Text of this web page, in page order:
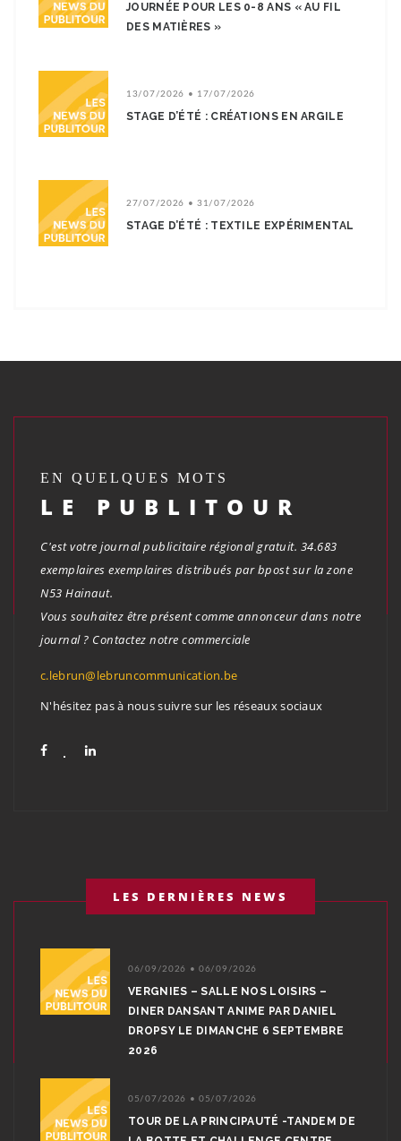
JOURNÉE POUR LES 0-8 ANS « AU FIL
DES MATIÈRES »
13/07/2026 • 17/07/2026
STAGE D’ÉTÉ : CRÉATIONS EN ARGILE
27/07/2026 • 31/07/2026
STAGE D’ÉTÉ : TEXTILE EXPÉRIMENTAL
EN QUELQUES MOTS
LE PUBLITOUR
C'est votre journal publicitaire régional gratuit. 34.683
exemplaires exemplaires distribués par bpost sur la zone
N53 Hainaut.
Vous souhaitez être présent comme annonceur dans notre
journal ? Contactez notre commerciale
c.lebrun@lebruncommunication.be
N'hésitez pas à nous suivre sur les réseaux sociaux
LES DERNIÈRES NEWS
06/09/2026 • 06/09/2026
VERGNIES – SALLE NOS LOISIRS –
DINER DANSANT ANIME PAR DANIEL
DROPSY LE DIMANCHE 6 SEPTEMBRE
2026
05/07/2026 • 05/07/2026
TOUR DE LA PRINCIPAUTÉ -TANDEM DE